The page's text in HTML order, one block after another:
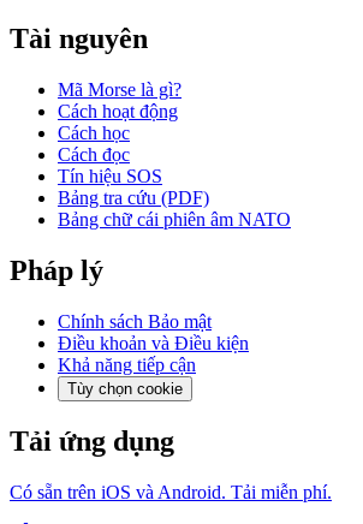
Tài nguyên
Mã Morse là gì?
Cách hoạt động
Cách học
Cách đọc
Tín hiệu SOS
Bảng tra cứu (PDF)
Bảng chữ cái phiên âm NATO
Pháp lý
Chính sách Bảo mật
Điều khoản và Điều kiện
Khả năng tiếp cận
Tùy chọn cookie
Tải ứng dụng
Có sẵn trên iOS và Android. Tải miễn phí.